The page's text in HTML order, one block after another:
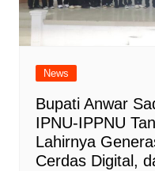
News
Bupati Anwar
IPNU-IPPNU
Lahirnya
Cerdas Digital,